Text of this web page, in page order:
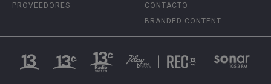
PROVEEDORES
CONTACTO
BRANDED CONTENT